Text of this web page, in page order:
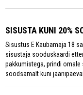
SISUSTA KUNI 20%
Sisustus E Kaubamaja 18
sisustaja sooduskaardi
pakkumistega, prindi
soodsamalt kuni